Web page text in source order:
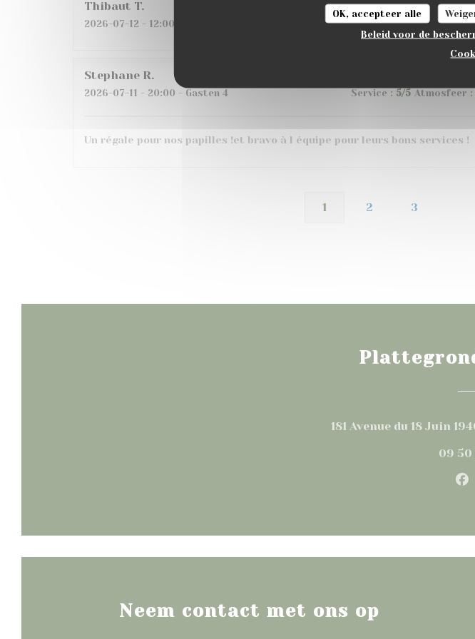
OK, accepteer alle
Beleid voor de
Thibaut T
2026-07-12 - 12:00 - Gasten 2 Service: 5/5 Atmosfeer:
Stephane R
2026-07-11 - 20:00 - Gasten 4 Service : 5/5 Atmosfeer :
Un régale pour nos papilles !et bravo à l équipe pour leurs bons services !
1 2 3
181 Avenue du 18 Juin
09 50
Neem contact met ons op